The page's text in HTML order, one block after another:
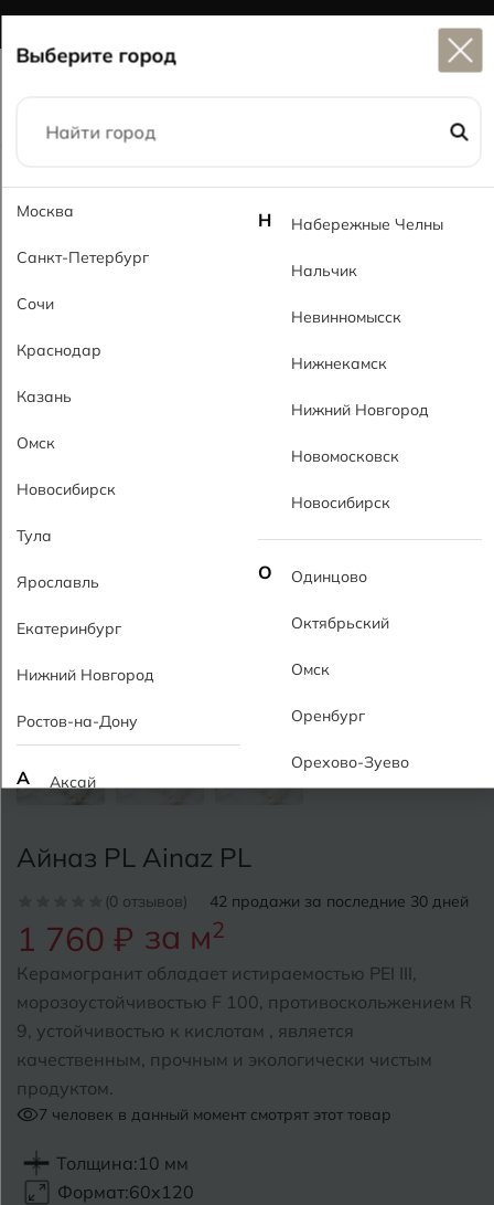
Главная Каталог 60x120 Айназ PL Ainaz PL
Айназ PL Ainaz PL
(0 отзывов) 42 продажи за последние 30 дней
1 760 ₽ за м2
Керамогранит обладает истираемостью PEI III,
морозоустойчивостью F 100, противоскольжением R
9, устойчивостью к кислотам , является
качественным, прочным и экологически чистым
продуктом.
7 человек в данный момент смотрят этот товар
Толщина:10 мм
Формат:60x120
Выберите город
Москва
Санкт-Петербург
Сочи
Краснодар
Казань
Омск
Новосибирск
Тула
Ярославль
Екатеринбург
Нижний Новгород
Ростов-на-Дону
А Аксай
Альметьевск
Армавир
Б Барнаул
Белгород
Н Набережные Челны
Нальчик
Невинномысск
Нижнекамск
Нижний Новгород
Новомосковск
Новосибирск
О Одинцово
Октябрьский
Омск
Оренбург
Орехово-Зуево
Пятигорск
Р